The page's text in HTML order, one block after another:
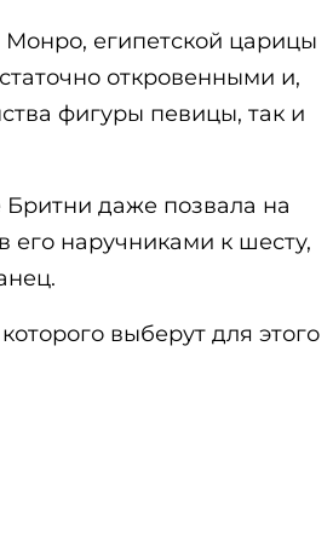
египетской царицы
откровенными и,
фигуры певицы, так и
даже позвала на
его наручниками к шесту,
выберут для этого